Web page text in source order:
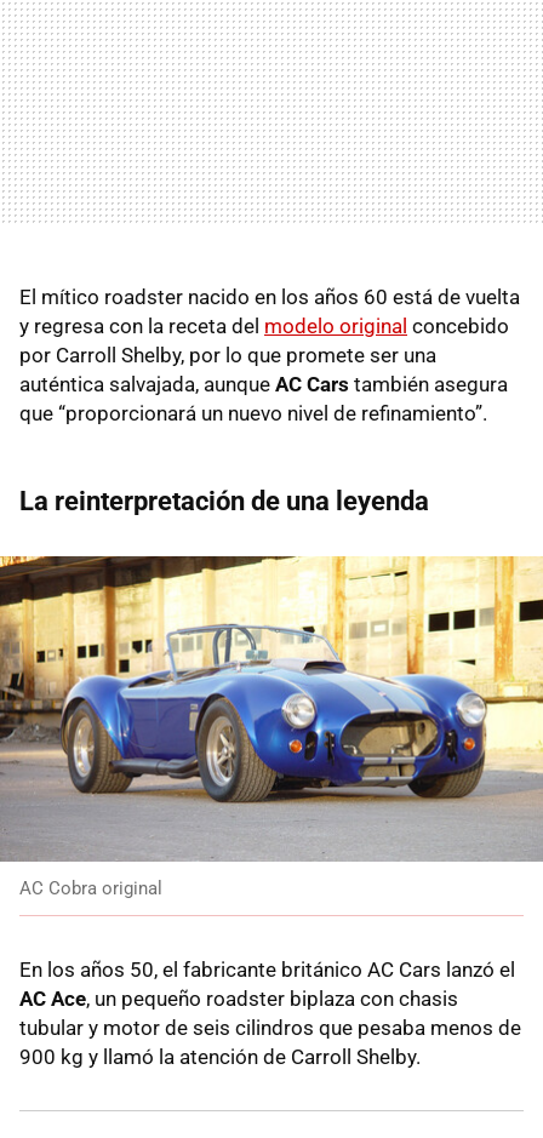
El mítico roadster nacido en los años 60 está de vuelta
y regresa con la receta del modelo original concebido
por Carroll Shelby, por lo que promete ser una
auténtica salvajada, aunque AC Cars también asegura
que “proporcionará un nuevo nivel de refinamiento”.
La reinterpretación de una leyenda
AC Cobra original
En los años 50, el fabricante británico AC Cars lanzó el
AC Ace, un pequeño roadster biplaza con chasis
tubular y motor de seis cilindros que pesaba menos de
900 kg y llamó la atención de Carroll Shelby.